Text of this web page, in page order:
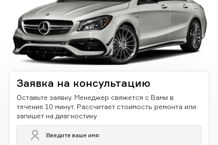
Заявка на консультацию
Оставьте заявку. Менеджер свяжется с Вами в
течение 10 минут. Рассчитает стоимость ремонта или
запишет на диагностику